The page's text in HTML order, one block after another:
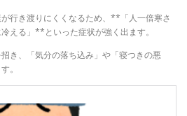
行き渡りにくくなるため、**「人一倍寒さ
える」**といった症状が強く出ます。
き、「気分の落ち込み」や「寝つきの悪
。